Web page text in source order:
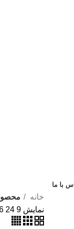
با ما
خانه
نمایش 9
24